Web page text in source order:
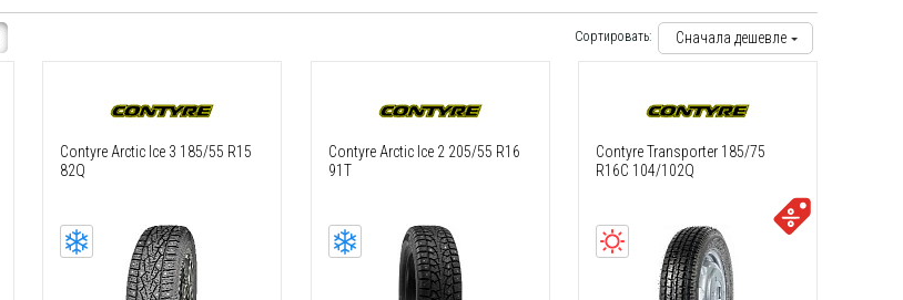
Сортировать: Сначала дешевле
Contyre Arctic Ice 3 185/55 R15
82Q
Contyre Arctic Ice 2 205/55 R16
91T
Contyre Transporter 185/75
R16C 104/102Q